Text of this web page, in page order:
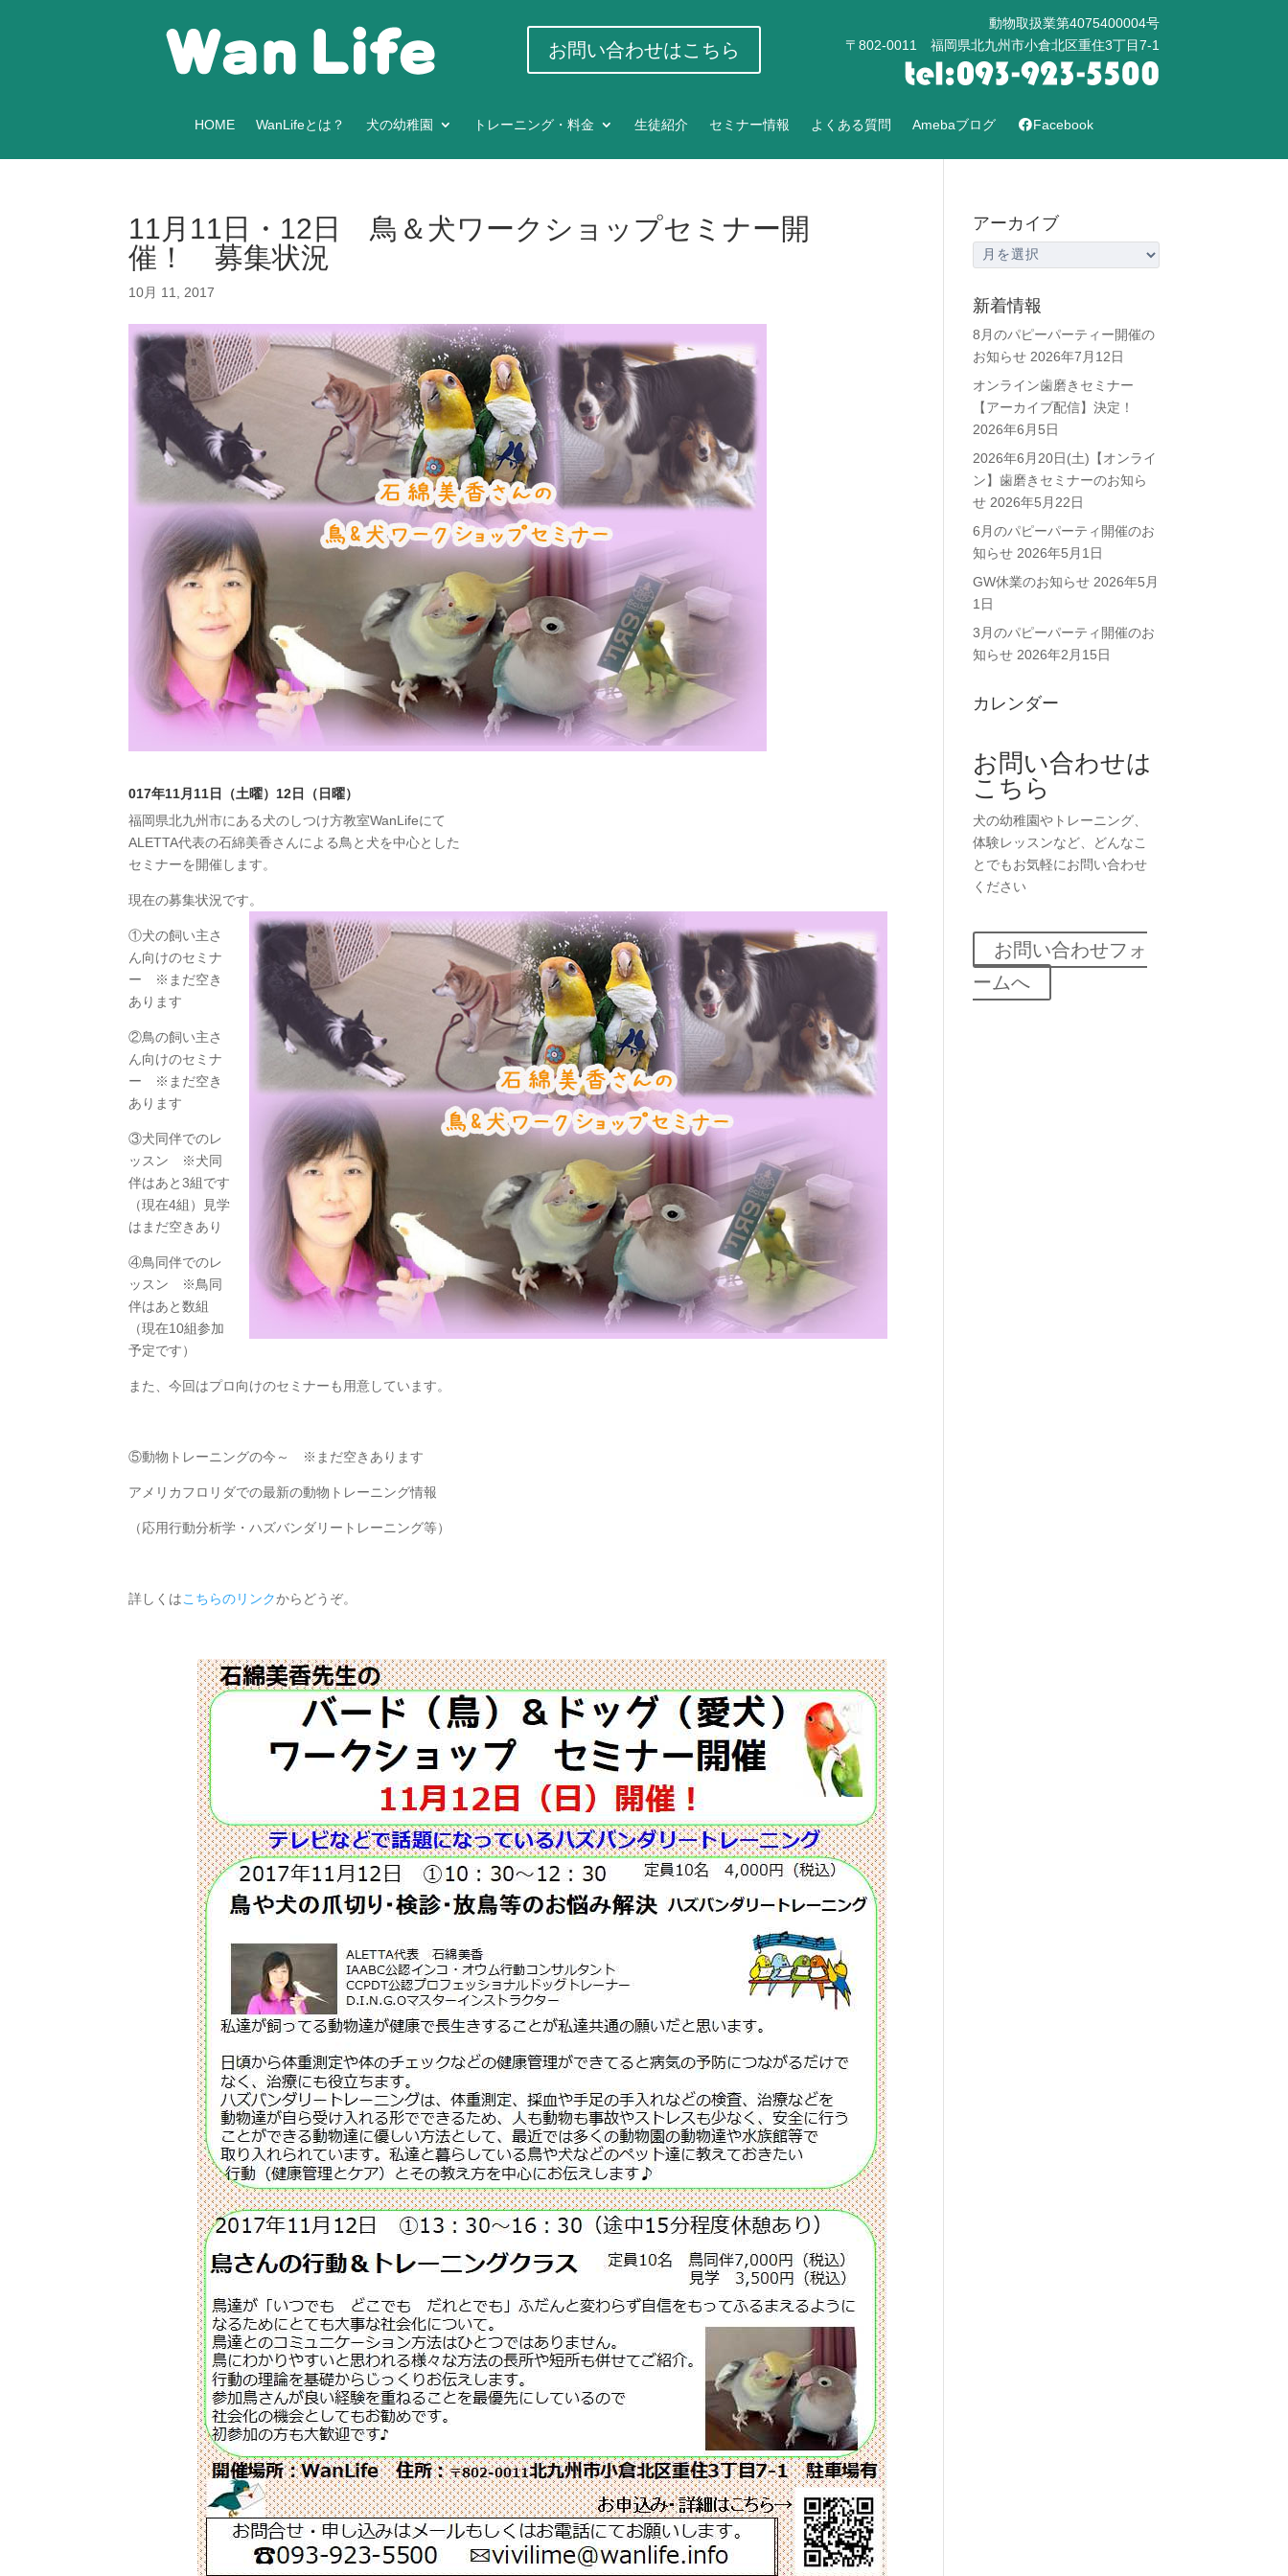
お問い合わせはこちら
動物取扱業第4075400004号
〒802-0011 福岡県北九州市小倉北区重住3丁目7-1
HOME WanLifeとは？ 犬の幼稚園 トレーニング・料金 生徒紹介 セミナー情報 よくある質問 Amebaブログ Facebook
11月11日・12日 鳥＆犬ワークショップセミナー開
催！ 募集状況
10月 11, 2017
017年11月11日（土曜）12日（日曜）
福岡県北九州市にある犬のしつけ方教室WanLifeにて
ALETTA代表の石綿美香さんによる鳥と犬を中心とした
セミナーを開催します。
現在の募集状況です。
①犬の飼い主さ
ん向けのセミナ
ー ※まだ空き
あります
②鳥の飼い主さ
ん向けのセミナ
ー ※まだ空き
あります
③犬同伴でのレ
ッスン ※犬同
伴はあと3組です
（現在4組）見学
はまだ空きあり
④鳥同伴でのレ
ッスン ※鳥同
伴はあと数組
（現在10組参加
予定です）
また、今回はプロ向けのセミナーも用意しています。
⑤動物トレーニングの今～ ※まだ空きあります
アメリカフロリダでの最新の動物トレーニング情報
（応用行動分析学・ハズバンダリートレーニング等）
詳しくはこちらのリンクからどうぞ。
アーカイブ
ア
ー
カ
イ
ブ
新着情報
8月のパピーパーティー開催の
お知らせ 2026年7月12日
オンライン歯磨きセミナー
【アーカイブ配信】決定！
2026年6月5日
2026年6月20日(土)【オンライ
ン】歯磨きセミナーのお知ら
せ 2026年5月22日
6月のパピーパーティ開催のお
知らせ 2026年5月1日
GW休業のお知らせ 2026年5月
1日
3月のパピーパーティ開催のお
知らせ 2026年2月15日
カレンダー
お問い合わせは
こちら
犬の幼稚園やトレーニング、
体験レッスンなど、どんなこ
とでもお気軽にお問い合わせ
ください
お問い合わせフォ
ームへ